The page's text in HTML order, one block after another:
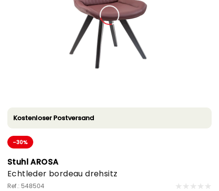
Kostenloser Postversand
-30%
Stuhl AROSA
Echtleder bordeau drehsitz
Ref.: 548504